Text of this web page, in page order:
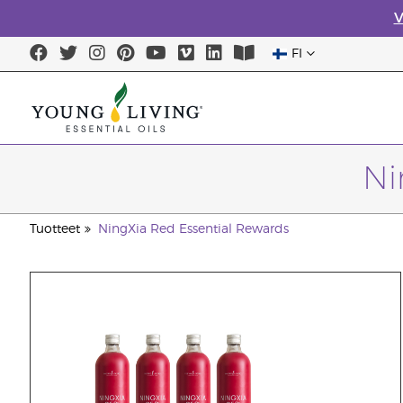
FI
Tuotteet NingXia Red Essential Rewards